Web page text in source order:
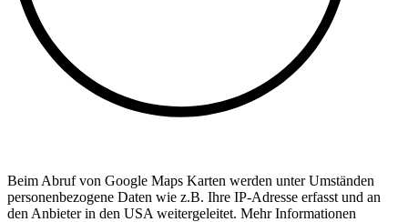
Beim Abruf von Google Maps Karten werden unter Umständen
personenbezogene Daten wie z.B. Ihre IP-Adresse erfasst und an
den Anbieter in den USA weitergeleitet. Mehr Informationen